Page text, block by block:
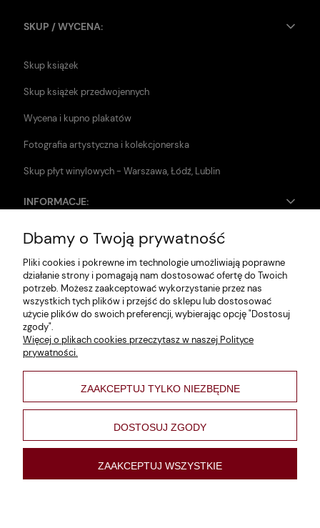
SKUP / WYCENA:
Skup książek
Skup książek przedwojennych
Wycena i kupno plakatów
Fotografia artystyczna i kolekcjonerska
Skup płyt winylowych - Warszawa, Łódź, Lublin
INFORMACJE:
Zwroty i reklamacje
Dane firmy
Jak szukać?
Polityka prywatności
Regulamin
Poltyka cookies
varsaviana
Nowości
Dbamy o Twoją prywatność
Pliki cookies i pokrewne im technologie umożliwiają poprawne
działanie strony i pomagają nam dostosować ofertę do Twoich
potrzeb. Możesz zaakceptować wykorzystanie przez nas
wszystkich tych plików i przejść do sklepu lub dostosować
użycie plików do swoich preferencji, wybierając opcję "Dostosuj
zgody".
Więcej o plikach cookies przeczytasz w naszej Polityce
prywatności.
ZAAKCEPTUJ TYLKO NIEZBĘDNE
DOSTOSUJ ZGODY
ZAAKCEPTUJ WSZYSTKIE